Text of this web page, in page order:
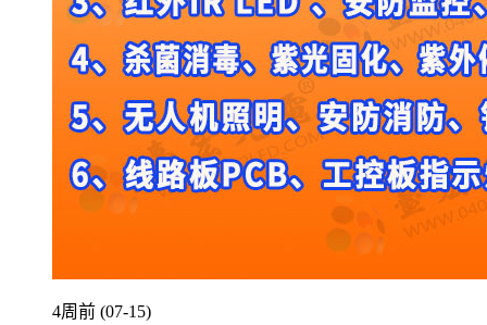
4周前 (07-15)